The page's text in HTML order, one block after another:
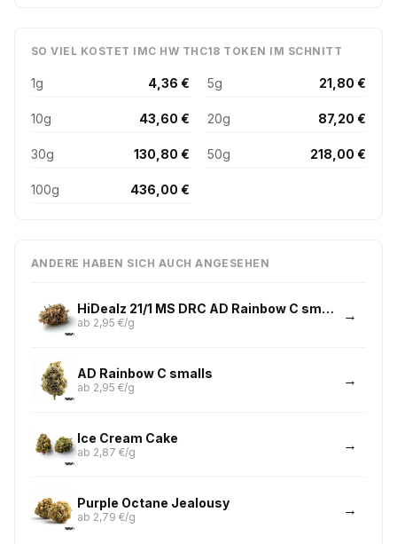
SO VIEL KOSTET IMC HW THC18 TOKEN IM SCHNITT
1g 4,36 € 5g 21,80 €
10g 43,60 € 20g 87,20 €
30g 130,80 € 50g 218,00 €
100g 436,00 €
ANDERE HABEN SICH AUCH ANGESEHEN
HiDealz 21/1 MS DRC AD Rainbow C smalls
ab 2,95 €/g
AD Rainbow C smalls
ab 2,95 €/g
Ice Cream Cake
ab 2,87 €/g
Purple Octane Jealousy
ab 2,79 €/g